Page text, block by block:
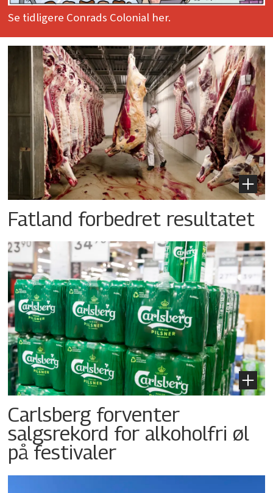
Se tidligere Conrads Colonial her.
Fatland forbedret resultatet
Carlsberg forventer
salgsrekord for alkoholfri øl
på festivaler